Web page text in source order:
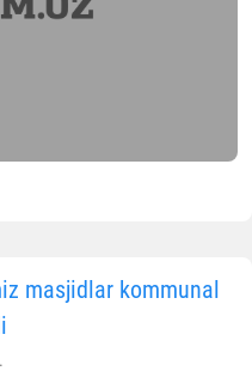
masjidlar kommunal